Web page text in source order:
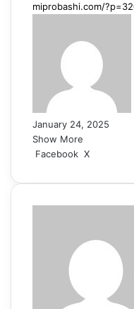
January 24, 2025
Show More
Facebook X
Email